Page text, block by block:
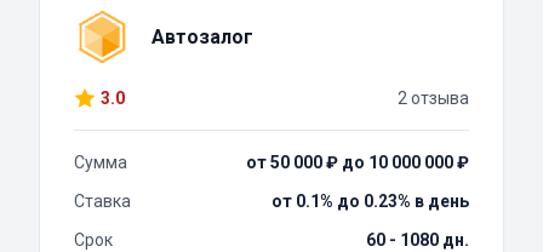
Автозалог
3.0 2 отзыва
Сумма
от 50 000 ₽ до 10 000 000 ₽
Ставка
от 0.1% до 0.23% в день
Срок
60 - 1080 дн.